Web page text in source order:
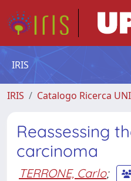
IRIS
IRIS Catalogo Ricerca
Reassessing
carcinoma
TERRONE, Carlo;